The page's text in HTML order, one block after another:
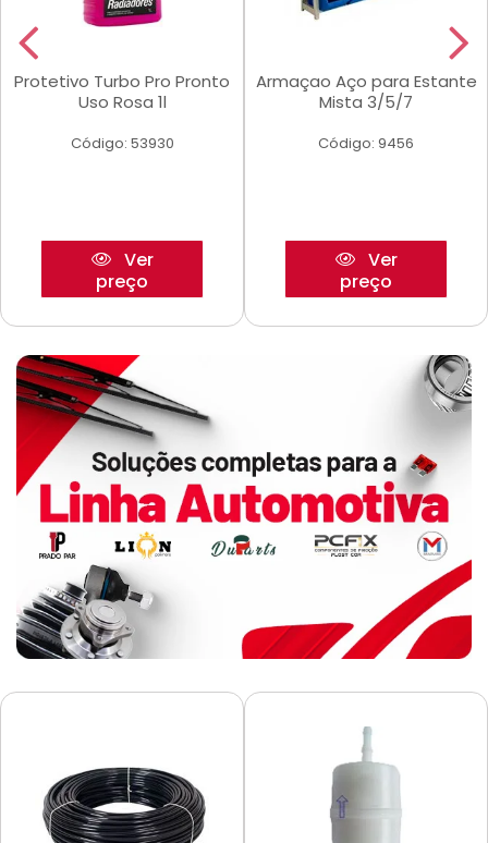
Protetivo Turbo Pro Pronto
Uso Rosa 1l
Código: 53930
Ver
preço
Armaçao Aço para Estante
Mista 3/5/7
Código: 9456
Ver
preço